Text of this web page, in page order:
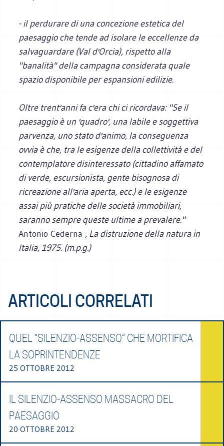
- il perdurare di una concezione estetica del
paesaggio che tende ad isolare le eccellenze da
salvaguardare (Val d'Orcia), rispetto alla
"banalità" della campagna considerata quale
spazio disponibile per espansioni edilizie.
Oltre trent'anni fa c'era chi ci ricordava: "Se il
paesaggio è un 'quadro', una labile e soggettiva
parvenza, uno stato d'animo, la conseguenza
ovvia è che, tra le esigenze della collettività e del
contemplatore disinteressato (cittadino affamato
di verde, escursionista, gente bisognosa di
ricreazione all'aria aperta, ecc.) e le esigenze
assai più pratiche delle società immobiliari,
saranno sempre queste ultime a prevalere."
Antonio Cederna , La distruzione della natura in
Italia, 1975. (m.p.g.)
ARTICOLI CORRELATI
QUEL “SILENZIO-ASSENSO” CHE MORTIFICA
LA SOPRINTENDENZE
25 OTTOBRE 2012
IL SILENZIO-ASSENSO MASSACRO DEL
PAESAGGIO
20 OTTOBRE 2012